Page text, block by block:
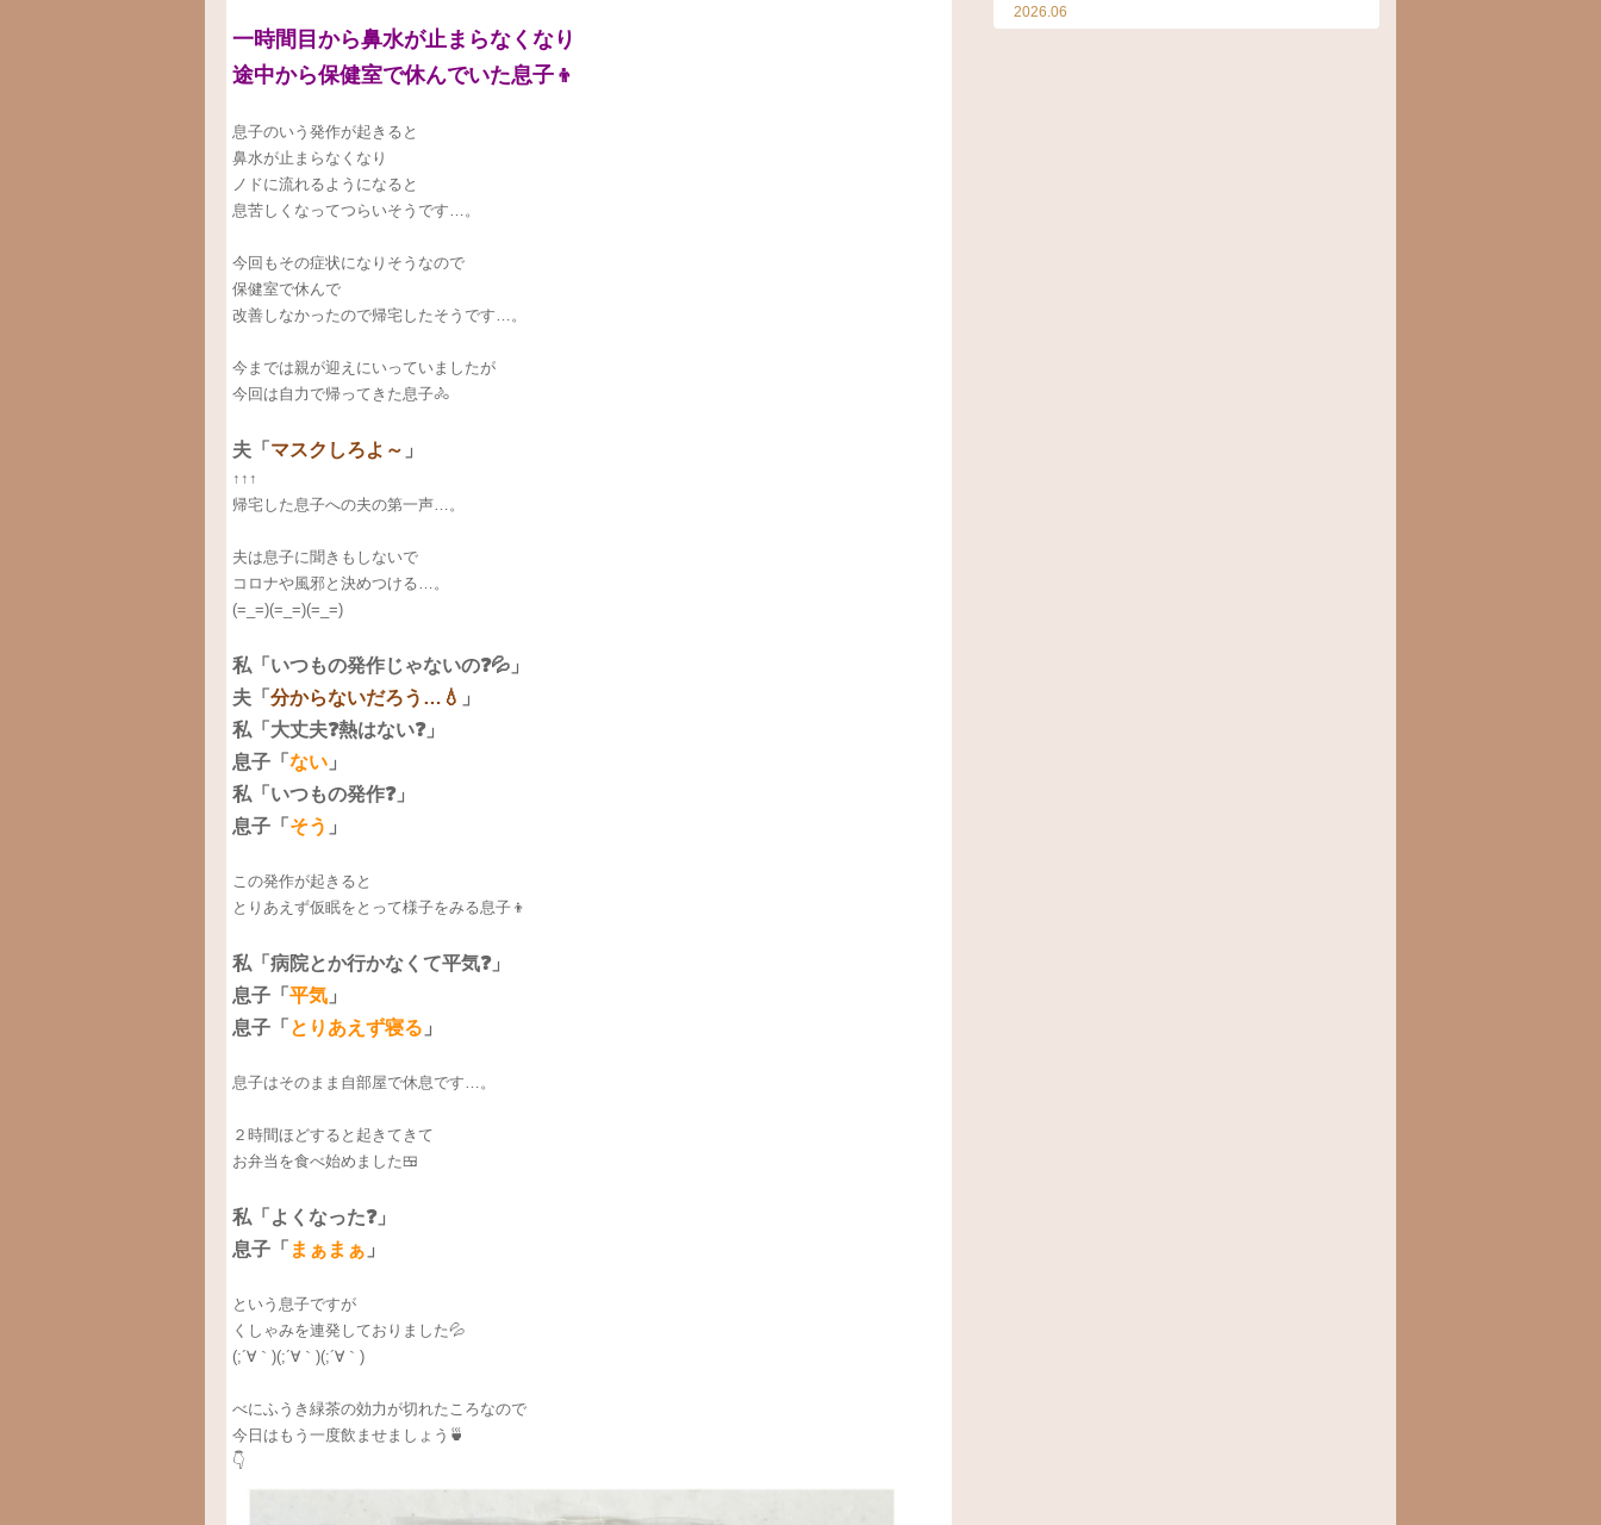
一時間目から鼻水が止まらなくなり
途中から保健室で休んでいた息子👦
息子のいう発作が起きると
鼻水が止まらなくなり
ノドに流れるようになると
息苦しくなってつらいそうです…。
今回もその症状になりそうなので
保健室で休んで
改善しなかったので帰宅したそうです…。
今までは親が迎えにいっていましたが
今回は自力で帰ってきた息子🚴
夫「 マスクしろよ～ 」
↑↑↑
帰宅した息子への夫の第一声…。
夫は息子に聞きもしないで
コロナや風邪と決めつける…。
(=_=)(=_=)(=_=)
私「いつもの発作じゃないの❓💦」
夫「分からないだろう…💧 」
私「大丈夫❓熱はない❓」
息子「ない 」
私「いつもの発作❓」
息子「 そう 」
この発作が起きると
とりあえず仮眠をとって様子をみる息子👦
私「病院とか行かなくて平気❓」
息子「平気 」
息子「 とりあえず寝る 」
息子はそのまま自部屋で休息です…。
２時間ほどすると起きてきて
お弁当を食べ始めました🍱
私「よくなった❓」
息子「 まぁまぁ 」
という息子ですが
くしゃみを連発しておりました💦
(;´∀｀)(;´∀｀)(;´∀｀)
べにふうき緑茶の効力が切れたころなので
今日はもう一度飲ませましょう🍵
👇
2026.06